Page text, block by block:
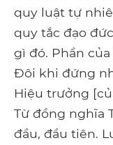
quy luật tự
quy tắc đạo
gì đó. Phần
Đôi khi đứng
Hiệu trưởng
Từ đồng nghĩa
đầu, đầu tiên.